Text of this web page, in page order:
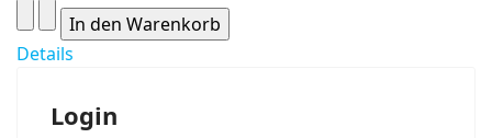
Details
Login